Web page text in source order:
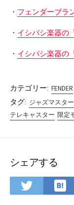
・ フェンダーブラ
・ イシバシ楽器の
・ イシバシ楽器の
カテゴリー: FENDER
タグ: ジャズマスター
テレキャスター 限定
シェアする
で
は